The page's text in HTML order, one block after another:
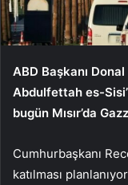
ABD Başkanı
Abdulfettah es-
bugün Mısır’da
Cumhurbaşkanı
katılması